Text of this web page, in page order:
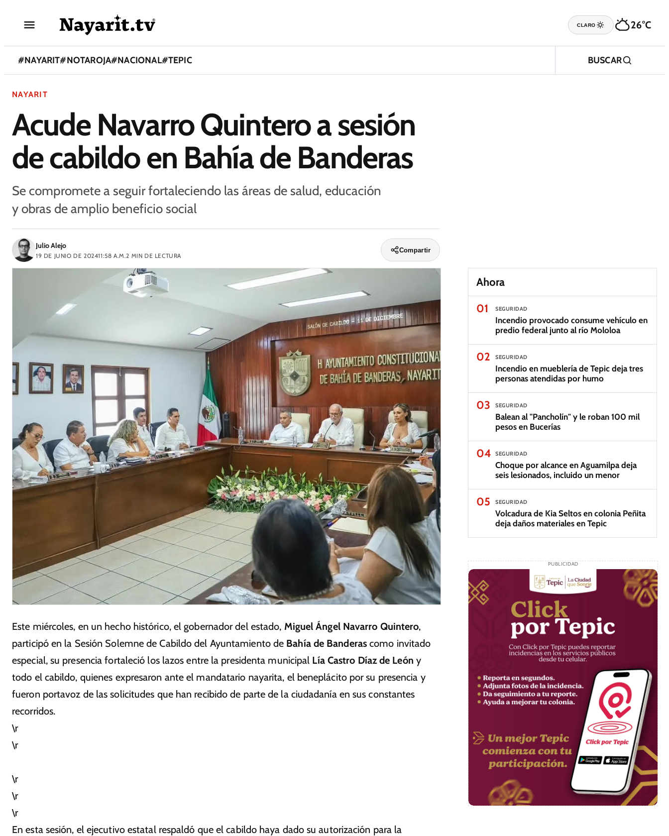
CLARO 26°C
#NAYARIT#NOTAROJA#NACIONAL#TEPIC BUSCAR
NAYARIT
Acude Navarro Quintero a sesión
de cabildo en Bahía de Banderas
Se compromete a seguir fortaleciendo las áreas de salud, educación
y obras de amplio beneficio social
Julio Alejo
19 DE JUNIO DE 202411:58 A.M.2 MIN DE LECTURA
Compartir
Este miércoles, en un hecho histórico, el gobernador del estado, Miguel Ángel Navarro Quintero,
participó en la Sesión Solemne de Cabildo del Ayuntamiento de Bahía de Banderascomo invitado
especial, su presencia fortaleció los lazos entre la presidenta municipal Lía Castro Díaz de León y
todo el cabildo, quienes expresaron ante el mandatario nayarita, el beneplácito por su presencia y
fueron portavoz de las solicitudes que han recibido de parte de la ciudadanía en sus constantes
recorridos.
\r
\r
\r
\r
\r
En esta sesión, el ejecutivo estatal respaldó que el cabildo haya dado su autorización para la
Ahora
01
SEGURIDAD
Incendio provocado consume vehículo en
predio federal junto al río Mololoa
02 SEGURIDAD
Incendio en mueblería de Tepic deja tres
personas atendidas por humo
03 SEGURIDAD
Balean al "Pancholín" y le roban 100 mil
pesos en Bucerías
04 SEGURIDAD
Choque por alcance en Aguamilpa deja
seis lesionados, incluido un menor
05 SEGURIDAD
Volcadura de Kia Seltos en colonia Peñita
deja daños materiales en Tepic
PUBLICIDAD